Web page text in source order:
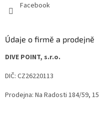
Facebook
Údaje o firmě a prodejně
DIVE POINT, s.r.o.
DIČ: CZ26220113
Prodejna: Na Radosti 184/59,